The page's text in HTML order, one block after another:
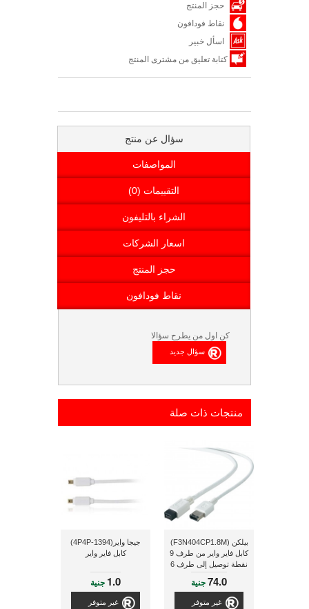
حجز المنتج
نقاط فودافون
اسأل خبير
كتابة تعليق من مشترى المنتج
سؤال عن منتج
المواصفات
التقييمات (0)
الشراء بالتليفون
اسعار الشركات
حجز المنتج
نقاط فودافون
كن اول من يطرح سؤالا
منتجات ذات صلة
بيلكن (F3N404CP1.8M)
كابل فاير واير من طرف 9
نقطة توصيل إلى طرف 6
متر ذو لون أبيض
74.0جنية
غير متوفر
جيجا واير(1394-4P4P)
كابل فاير واير
1.0 جنية
غير متوفر